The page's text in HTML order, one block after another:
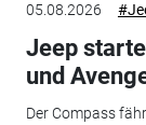
05.08.2026
Jeep
und
Der Compass